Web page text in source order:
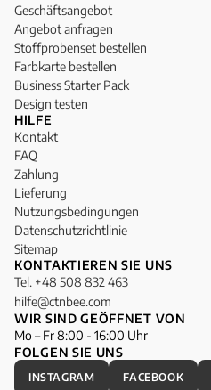
Geschäftsangebot
Angebot anfragen
Stoffprobenset bestellen
Farbkarte bestellen
Business Starter Pack
Design testen
HILFE
Kontakt
FAQ
Zahlung
Lieferung
Nutzungsbedingungen
Datenschutzrichtlinie
Sitemap
KONTAKTIEREN SIE UNS
Tel. +48 508 832 463
hilfe@ctnbee.com
WIR SIND GEÖFFNET VON
Mo – Fr 8:00 - 16:00 Uhr
FOLGEN SIE UNS
INSTAGRAM FACEBOOK